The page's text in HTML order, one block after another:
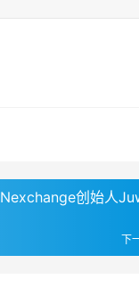
创始人
下